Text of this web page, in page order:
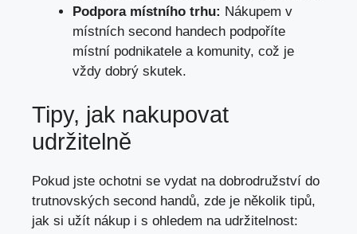
Podpora místního trhu: Nákupem v⁣
místních second handech podpoříte
místní podnikatele ‍a komunity, ⁣což je
vždy dobrý skutek.
Tipy, jak nakupovat
udržitelně
Pokud jste ochotni se vydat ⁣na dobrodružství do
⁣trutnovských second handů, zde je několik tipů,‍
jak si užít nákup i s ohledem na udržitelnost: